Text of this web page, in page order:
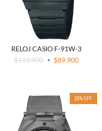
RELOJ CASIO F-91W-3
$119.900
$89.900
20% OFF